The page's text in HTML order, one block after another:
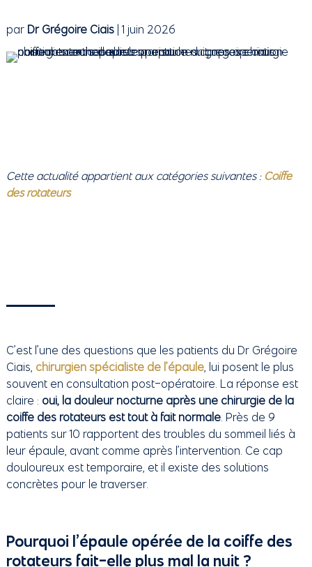
par Dr Grégoire Ciais|1 juin 2026
Cette actualité appartient aux catégories suivantes : Coiffe
des rotateurs
C’est l’une des questions que les patients du Dr Grégoire
Ciais, chirurgien spécialiste de l’épaule, lui posent le plus
souvent en consultation post-opératoire. La réponse est
claire : oui, la douleur nocturne après une chirurgie de la
coiffe des rotateurs est tout à fait normale. Près de 9
patients sur 10 rapportent des troubles du sommeil liés à
leur épaule, avant comme après l’intervention. Ce cap
douloureux est temporaire, et il existe des solutions
concrètes pour le traverser.
Pourquoi l’épaule opérée de la coiffe des
rotateurs fait-elle plus mal la nuit ?